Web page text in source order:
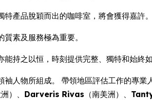
產品脫穎而出的咖啡室，將會獲得嘉許。
素及服務極為重要。
持之以恒，時刻提供完整、獨特和始終如
人物所組成。 帶領地區評估工作的專業
洲）、 Darveris Rivas （南美洲）、